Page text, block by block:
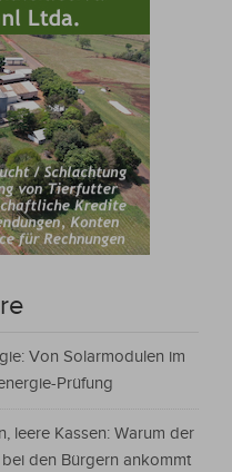
Von Solarmodulen im
Prüfung
leere Kassen: Warum der
den Bürgern ankommt